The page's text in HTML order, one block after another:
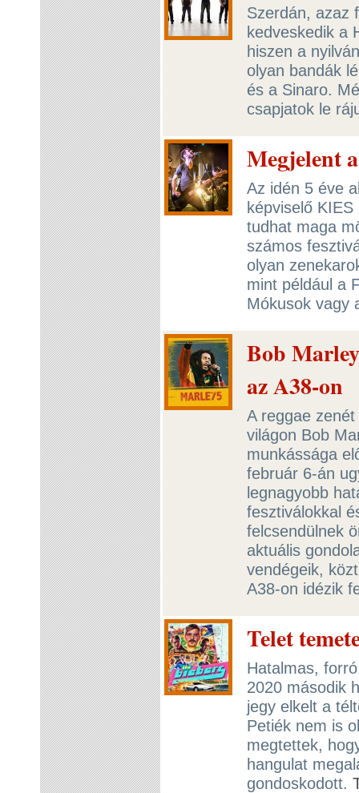
Szerdán, azaz
kedveskedik a
hiszen a
olyan bandák
és a Sinaro.
csapjatok le
Megjelent
Az idén 5 éve
képviselő
tudhat maga
számos
olyan
mint például a
Mókusok vagy
Bob
az A38-on
A reggae
világon Bob
munkássága
február 6-án
legnagyobb
fesztiválokkal
felcsendülnek
aktuális
vendégeik,
A38-on idézik
Telet
Hatalmas,
2020 második
jegy elkelt a
Petiék nem is
megtettek,
hangulat
gondoskodott.